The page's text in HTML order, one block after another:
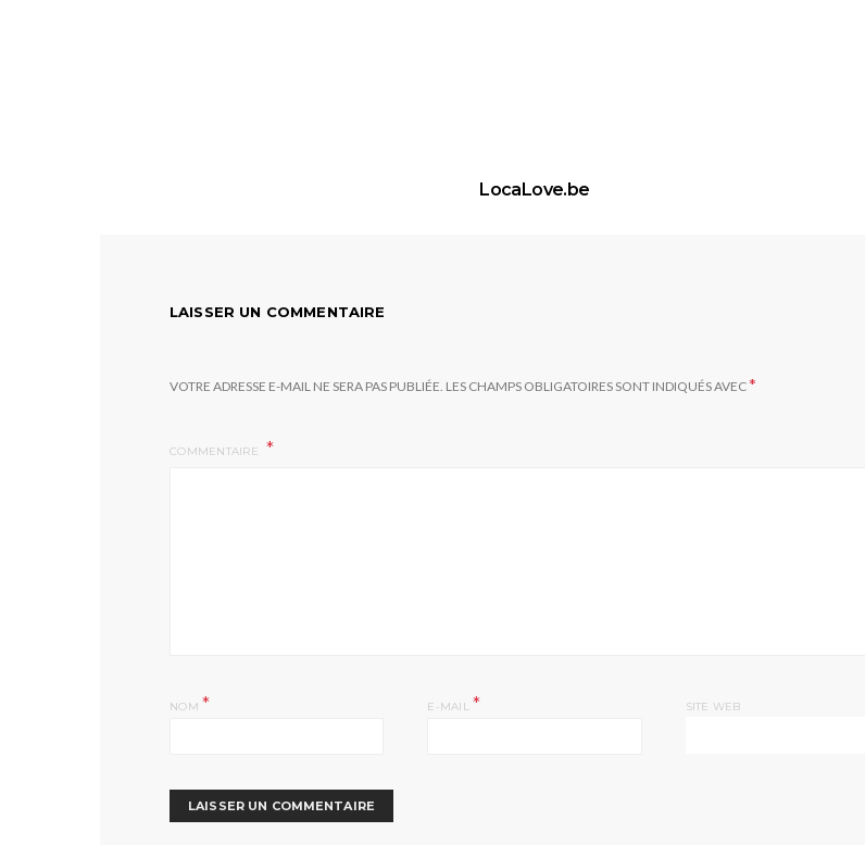
LocaLove.be
LAISSER UN COMMENTAIRE
VOTRE ADRESSE E-MAIL NE SERA PAS PUBLIÉE. LES CHAMPS OBLIGATOIRES SONT INDIQUÉS AVEC*
COMMENTAIRE
NOM * E-MAIL* SITE WEB